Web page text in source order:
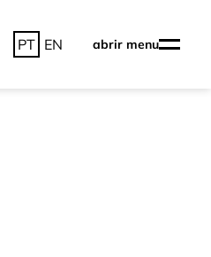
PT EN abrir menu